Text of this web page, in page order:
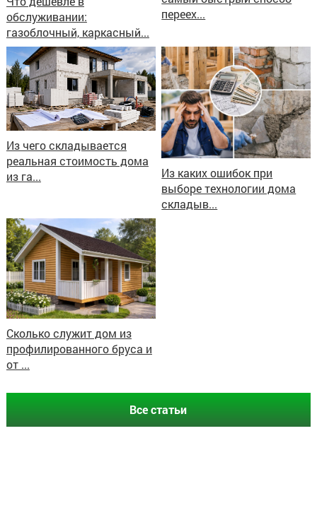
обслуживании:
газоблочный, каркасный...
переех...
Из чего складывается
реальная стоимость дома
из га...
Из каких ошибок при
выборе технологии дома
складыв...
Сколько служит дом из
профилированного бруса и
от ...
Все статьи